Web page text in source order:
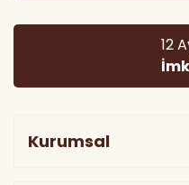
12
Kurumsal